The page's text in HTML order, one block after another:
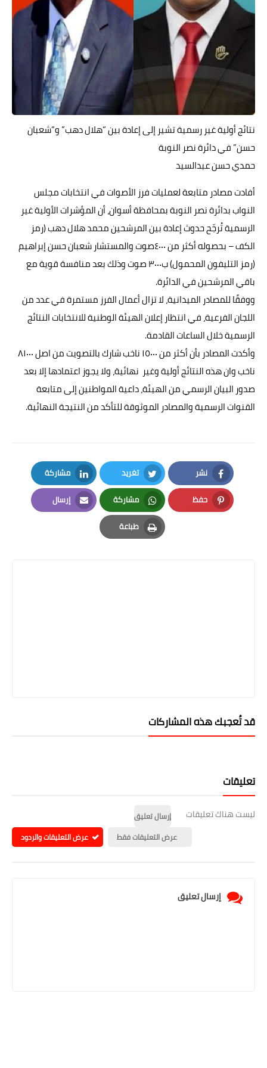
حوادث وقضايا
خدمات
الصحه والجمال
فن المطبخ
مقالات
نتائج أولية غير رسمية تشير إلى إعادة بين “هلال دهب” و“شعبان
حسن” في دائرة نصر النوبة
حمدي حسن عبدالسيد
أفادت مصادر متابعة لعمليات فرز الأصوات في انتخابات مجلس
النواب بدائرة نصر النوبة بمحافظة أسوان، أن المؤشرات الأولية غير
الرسمية تُرجّح حدوث إعادة بين المرشحين محمد هلال دهب (رمز
الكف – بحصوله أكثر من ٤٠٠٠صوت والمستشار شعبان حسن إبراهيم
(رمز التليفون المحمول) ب٣٠٠٠ صوت وذلك بعد منافسة قوية مع
باقي المرشحين في الدائرة.
ووفقًا للمصادر الميدانية، لا تزال أعمال الفرز مستمرة في عدد من
اللجان الفرعية، في انتظار إعلان الهيئة الوطنية للانتخابات النتائج
الرسمية خلال الساعات القادمة.
وأكدت المصادر بأن أكثر من ١٥٠٠٠ ناخب شارك بالتصويت من اصل ٨١٠٠٠
ناخب وان هذه النتائج أولية وغير نهائية، ولا يجوز اعتمادها إلا بعد
صدور البيان الرسمي من الهيئة، داعية المواطنين إلى متابعة
القنوات الرسمية والمصادر الموثوقة للتأكد من النتيجة النهائية.
نشر
Facebook
تغريد
Twitter
مشاركة
LinkedIn
حفظ
Pinterest
مشاركة
Whatsapp
إرسال
Email
طباعة
Print
قد تُعجبك هذه المشاركات
تعليقات
ليست هناك تعليقات
إرسال تعليق
عرض التعليقات فقط
عرض التعليقات والردود
إرسال تعليق